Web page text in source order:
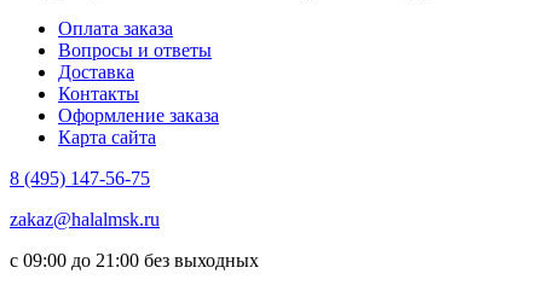
Оплата заказа
Вопросы и ответы
Доставка
Контакты
Оформление заказа
Карта сайта
8 (495) 147-56-75
zakaz@halalmsk.ru
с 09:00 до 21:00 без выходных